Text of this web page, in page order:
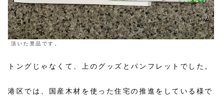
頂いた景品です。
トングじゃなくて、上のグッズとパンフレットでした。
港区では、国産木材を使った住宅の推進をしている様で